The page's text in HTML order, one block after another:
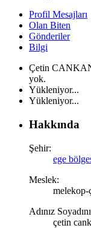
Profil Mesajları
Olan Biten
Gönderiler
Bilgi
Çetin
yok.
Yükleniyor...
Yükleniyor...
Hakkında
Şehir:
ege
Meslek:
melekop-
Adınız
çetin